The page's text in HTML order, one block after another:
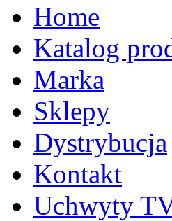
Home
Katalog
Marka
Sklepy
Dystrybucja
Kontakt
Uchwyty